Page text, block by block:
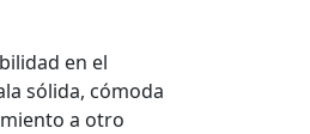
en el
sólida, cómoda
a otro